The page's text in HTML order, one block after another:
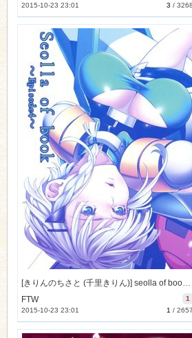
3 / 3268
2015-10-23 23:01
[きりんのちさと (千里きりん)] seolla of book～episode4～ (スーパーロボット大戦) [26M]
1
FTW
1 / 2657
2015-10-23 23:01